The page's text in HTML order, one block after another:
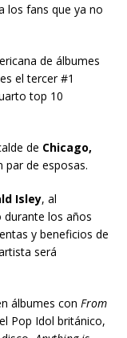
los fans que ya no
de álbumes
el tercer #1
top 10
de Chicago,
par de esposas.
Isley, al
durante los años
y beneficios de
será
álbumes con From
Pop Idol británico,